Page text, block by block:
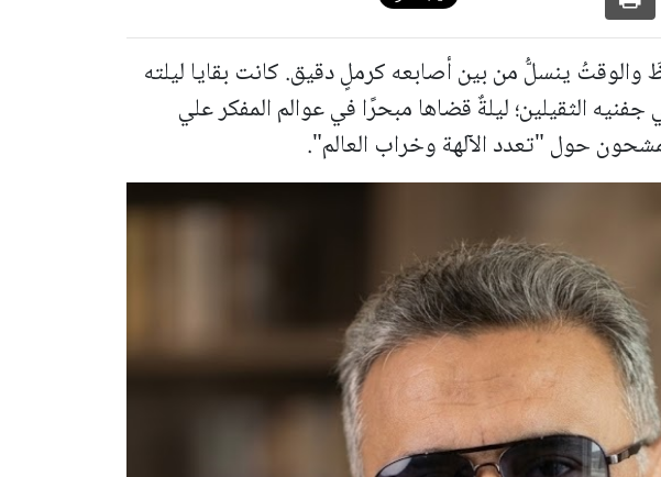
والوقتُ ينسلُّ من بين أصابعه كرملٍ دقيق. كانت بقايا ليلته
جفنيه الثقيلين؛ ليلةٌ قضاها مبحرًا في عوالم المفكر علي
حول "تعدد الآلهة وخراب العالم".